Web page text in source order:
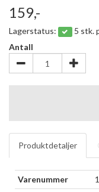
159,-
Lagerstatus:
5 stk.
Antall
Produktdetaljer
Varenummer